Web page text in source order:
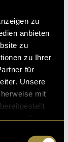
zu
anbieten
zu
zu Ihrer
für
Unsere
mit